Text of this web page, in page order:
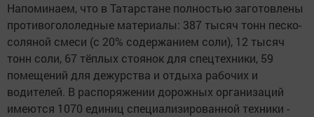
Напоминаем, что в Татарстане полностью заготовлены
противогололедные материалы: 387 тысяч тонн песко-
соляной смеси (с 20% содержанием соли), 12 тысяч
тонн соли, 67 тёплых стоянок для спецтехники, 59
помещений для дежурства и отдыха рабочих и
водителей. В распоряжении дорожных организаций
имеются 1070 единиц специализированной техники -